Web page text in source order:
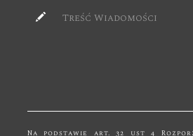
Na podstawie art. 32 ust 4